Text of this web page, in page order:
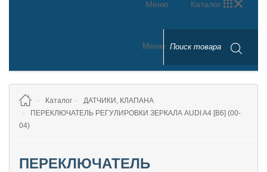
Каталог
Меню
Меню
Каталог
ДАТЧИКИ, КЛАПАНА
ПЕРЕКЛЮЧАТЕЛЬ РЕГУЛИРОВКИ ЗЕРКАЛА AUDI A4 [B6] (00-
04)
ПЕРЕКЛЮЧАТЕЛЬ